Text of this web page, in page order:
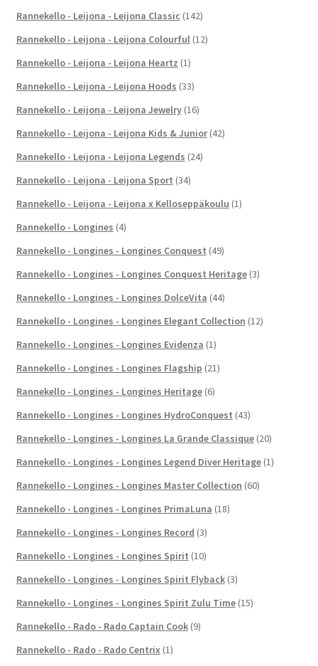
Rannekello - Leijona - Leijona Classic (142)
Rannekello - Leijona - Leijona Colourful (12)
Rannekello - Leijona - Leijona Heartz (1)
Rannekello - Leijona - Leijona Hoods (33)
Rannekello - Leijona - Leijona Jewelry (16)
Rannekello - Leijona - Leijona Kids & Junior (42)
Rannekello - Leijona - Leijona Legends (24)
Rannekello - Leijona - Leijona Sport (34)
Rannekello - Leijona - Leijona x Kelloseppäkoulu (1)
Rannekello - Longines (4)
Rannekello - Longines - Longines Conquest (49)
Rannekello - Longines - Longines Conquest Heritage (3)
Rannekello - Longines - Longines DolceVita (44)
Rannekello - Longines - Longines Elegant Collection (12)
Rannekello - Longines - Longines Evidenza (1)
Rannekello - Longines - Longines Flagship (21)
Rannekello - Longines - Longines Heritage (6)
Rannekello - Longines - Longines HydroConquest (43)
Rannekello - Longines - Longines La Grande Classique (20)
Rannekello - Longines - Longines Legend Diver Heritage (1)
Rannekello - Longines - Longines Master Collection (60)
Rannekello - Longines - Longines PrimaLuna (18)
Rannekello - Longines - Longines Record (3)
Rannekello - Longines - Longines Spirit (10)
Rannekello - Longines - Longines Spirit Flyback (3)
Rannekello - Longines - Longines Spirit Zulu Time (15)
Rannekello - Rado - Rado Captain Cook (9)
Rannekello - Rado - Rado Centrix (1)